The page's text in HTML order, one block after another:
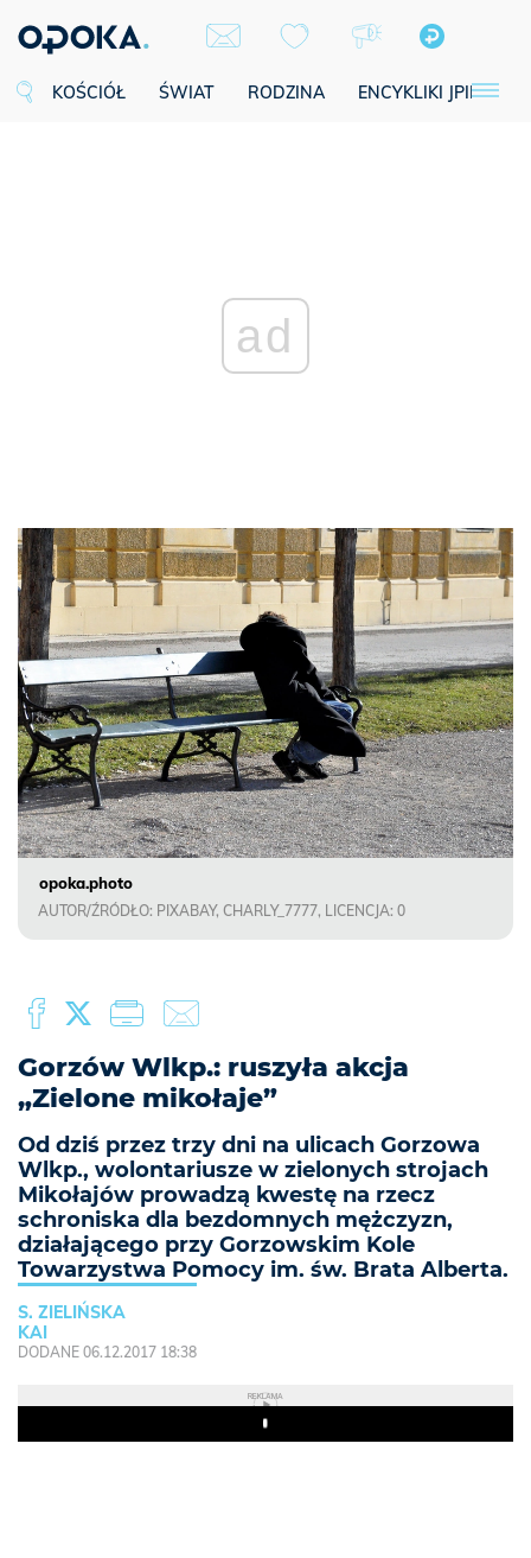
KOŚCIÓŁ ŚWIAT RODZINA ENCYKLIKI JPII
ad
opoka.photo
AUTOR/ŹRÓDŁO: PIXABAY, CHARLY_7777, LICENCJA: 0
Gorzów Wlkp.: ruszyła akcja
„Zielone mikołaje”
Od dziś przez trzy dni na ulicach Gorzowa
Wlkp., wolontariusze w zielonych strojach
Mikołajów prowadzą kwestę na rzecz
schroniska dla bezdomnych mężczyzn,
działającego przy Gorzowskim Kole
Towarzystwa Pomocy im. św. Brata Alberta.
S. ZIELIŃSKA
KAI
DODANE 06.12.2017 18:38
REKLAMA
Play